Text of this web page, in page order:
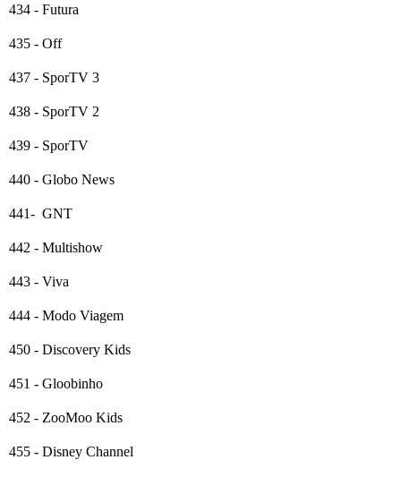
434 - Futura
435 - Off
437 - SporTV 3
438 - SporTV 2
439 - SporTV
440 - Globo News
441- GNT
442 - Multishow
443 - Viva
444 - Modo Viagem
450 - Discovery Kids
451 - Gloobinho
452 - ZooMoo Kids
455 - Disney Channel